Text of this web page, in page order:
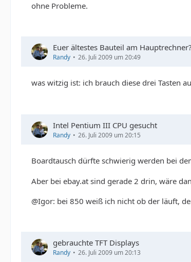
ohne Probleme.
Euer ältestes Bauteil am Hauptrechner?
Randy 26. Juli 2009 um 20:49
was witzig ist: ich brauch diese drei Tasten
Intel Pentium III CPU gesucht
Randy 26. Juli 2009 um 20:15
Boardtausch dürfte schwierig werden bei
Aber bei ebay.at sind gerade 2 drin, wäre
@Igor: bei 850 weiß ich nicht ob der läuft,
gebrauchte TFT Displays
Randy 26. Juli 2009 um 20:13